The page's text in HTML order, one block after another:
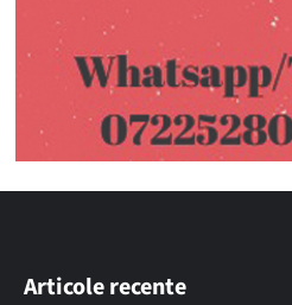
Articole recente